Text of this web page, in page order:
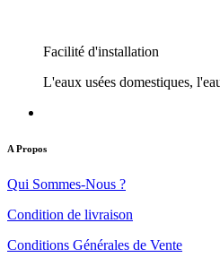
Facilité d'installation
L'eaux usées domestiques,
A Propos
Qui Sommes-Nous ?
Condition de livraison
Conditions Générales de Vente